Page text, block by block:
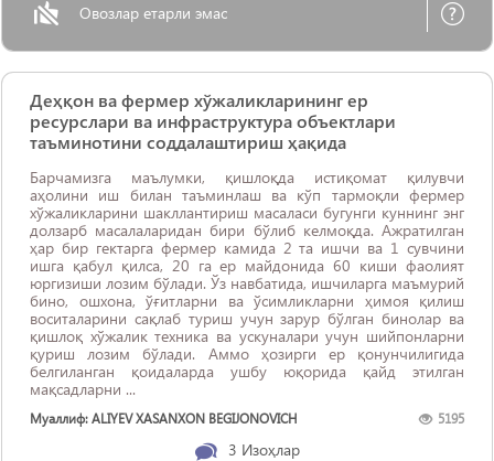
Овозлар етарли эмас
Деҳқон ва фермер хўжаликларининг ер
ресурслари ва инфраструктура объектлари
таъминотини соддалаштириш ҳақида
Барчамизга маълумки, қишлоқда истиқомат қилувчи
аҳолини иш билан таъминлаш ва кўп тармоқли фермер
хўжаликларини шакллантириш масаласи бугунги куннинг энг
долзарб масалаларидан бири бўлиб келмоқда. Ажратилган
ҳар бир гектарга фермер камида 2 та ишчи ва 1 сувчини
ишга қабул қилса, 20 га ер майдонида 60 киши фаолият
юргизиши лозим бўлади. Ўз навбатида, ишчиларга маъмурий
бино, ошхона, ўғитларни ва ўсимликларни ҳимоя қилиш
воситаларини сақлаб туриш учун зарур бўлган бинолар ва
қишлоқ хўжалик техника ва ускуналари учун шийпонларни
қуриш лозим бўлади. Аммо ҳозирги ер қонунчилигида
белгиланган қоидаларда ушбу юқорида қайд этилган
мақсадларни ...
Муаллиф: ALIYEV XASANXON BEGIJONOVICH 5195
3 Изоҳлар